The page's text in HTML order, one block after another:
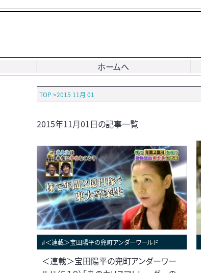
ホームへ
TOP >2015 11月 01
2015年11月01日の記事一覧
#＜連載＞宝田陽平の兜町アンダーワールド
＜連載＞宝田陽平の兜町アンダーワー